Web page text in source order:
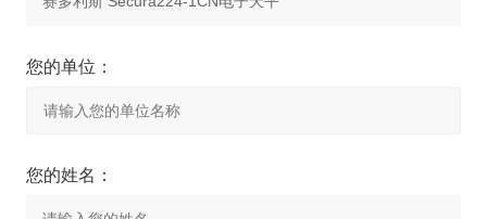
您的单位：
您的姓名：